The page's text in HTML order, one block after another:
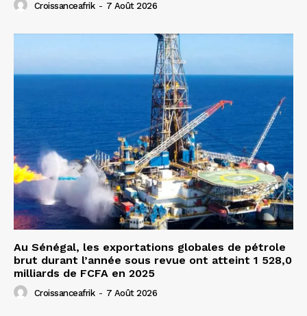
Croissanceafrik - 7 Août 2026
Au Sénégal, les exportations globales de pétrole
brut durant l’année sous revue ont atteint 1 528,0
milliards de FCFA en 2025
Croissanceafrik - 7 Août 2026